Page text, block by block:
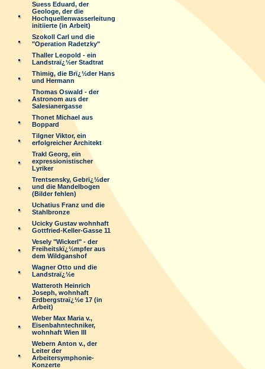
Suess Eduard, der
Geologe, der die
Hochquellenwasserleitung
initiierte (in Arbeit)
Szokoll Carl und die
"Operation Radetzky"
Thaller Leopold - ein
Landstraï¿½er Stadtrat
Thimig, die Brï¿½der Hans
und Hermann
Thomas Oswald - der
Astronom aus der
Salesianergasse
Thonet Michael aus
Boppard
Tilgner Viktor, ein
erfolgreicher Architekt
Trakl Georg, ein
expressionistischer
Lyriker
Trentsensky, Gebrï¿½der
und die Mandelbogen
(Bilder fehlen)
Uchatius Franz und die
Stahlbronze
Ucicky Gustav wohnhaft
Gottfried-Keller-Gasse 11
Vesely "Wickerl" - der
Freiheitskï¿½mpfer aus
dem Wildganshof
Wagner Otto und die
Landstraï¿½e
Watteroth Heinrich
Joseph, wohnhaft
Erdbergstraï¿½e 17 (in
Arbeit)
Weber Max Maria v.,
Eisenbahntechniker,
wohnhaft Wien III
Webern Anton v., der
Leiter der
Arbeitersymphonie-
Konzerte